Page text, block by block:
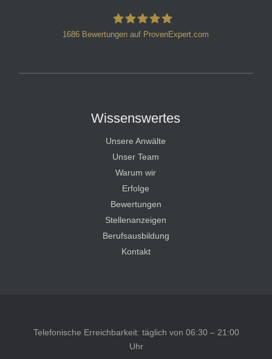
1686 Bewertungen auf ProvenExpert.com
Wissenswertes
Unsere Anwälte
Unser Team
Warum wir
Erfolge
Bewertungen
Stellenanzeigen
Berufsausbildung
Kontakt
Telefonische Erreichbarkeit: täglich von 06:30 – 21:00
Uhr